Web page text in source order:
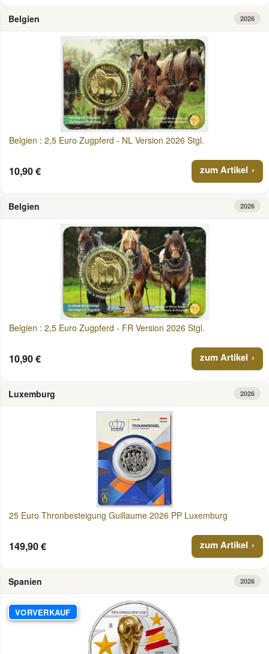
Belgien 2026
Belgien : 2,5 Euro Zugpferd - NL Version 2026 Stgl.
10,90 € zum Artikel
Belgien 2026
Belgien : 2,5 Euro Zugpferd - FR Version 2026 Stgl.
10,90 € zum Artikel
Luxemburg 2026
25 Euro Thronbesteigung Guillaume 2026 PP Luxemburg
149,90 € zum Artikel
Spanien 2026
VORVERKAUF